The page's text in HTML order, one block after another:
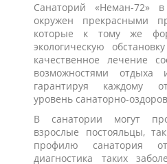
Санаторий «Неман-72»
окружен прекрасными
которые к тому же
экологическую
качественное лечение
возможностями отдыха
гарантируя каждому
уровень санаторно-
В санатории могут
взрослые постояльцы,
профилю санатория
диагностика таких